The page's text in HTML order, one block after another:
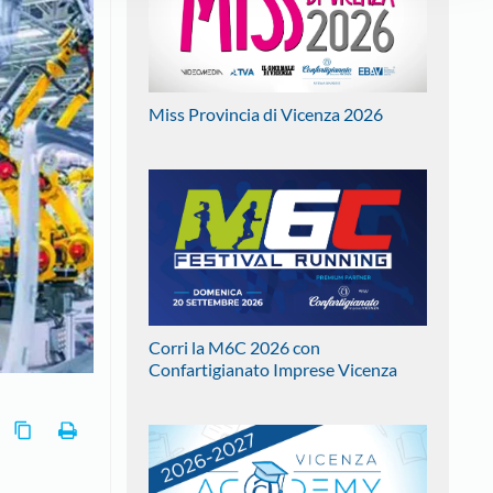
Miss Provincia di Vicenza 2026
Corri la M6C 2026 con
Confartigianato Imprese Vicenza